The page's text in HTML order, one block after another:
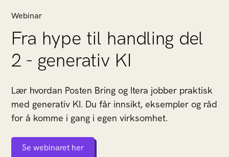
Webinar
Fra hype til handling del
2 - generativ KI
Lær hvordan Posten Bring og Itera jobber praktisk
med generativ KI. Du får innsikt, eksempler og råd
for å komme i gang i egen virksomhet.
Se webinaret her